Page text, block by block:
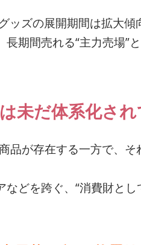
ズの展開期間は拡大傾
期間売れる“主力売場
未だ体系化さ
品が存在する一方で、
どを跨ぐ、“消費財と